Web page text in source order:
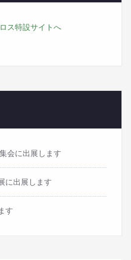
ス特設サイトへ
会に出展します
に出展します
す